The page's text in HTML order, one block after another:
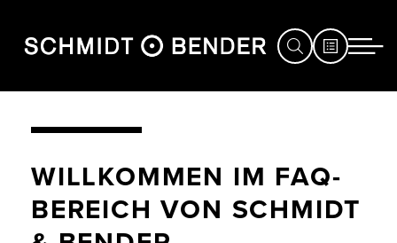
JAGD
SPORT
DEFENCE
ABSEHEN
WILLKOMMEN IM FAQ-
BEREICH VON SCHMIDT